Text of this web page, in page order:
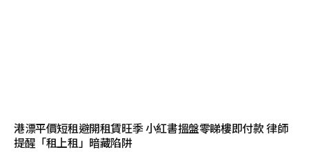
港漂平價短租避開租賃旺季 小紅書搵盤零睇樓即付款 律師
提醒「租上租」暗藏陷阱